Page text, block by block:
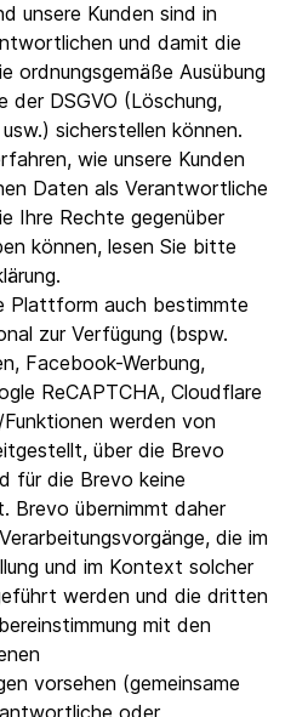
unsere Kunden sind in
und damit die
ordnungsgemäße Ausübung
DSGVO (Löschung,
sicherstellen können.
wie unsere Kunden
Daten als Verantwortliche
Ihre Rechte gegenüber
können, lesen Sie bitte
Plattform auch bestimmte
zur Verfügung (bspw.
Facebook-Werbung,
ReCAPTCHA, Cloudflare
werden von
über die Brevo
für die Brevo keine
Brevo übernimmt daher
die im
und im Kontext solcher
werden und die dritten
mit den
vorsehen (gemeinsame
oder